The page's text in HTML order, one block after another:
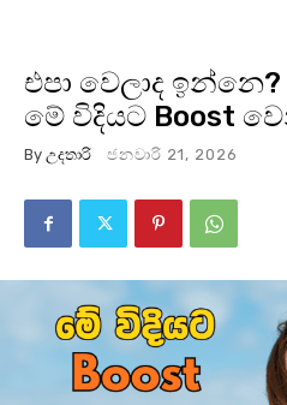
එපා වෙලාද
මේ විදියට Boost
By උදතාරි ජනවාරි 21, 2026